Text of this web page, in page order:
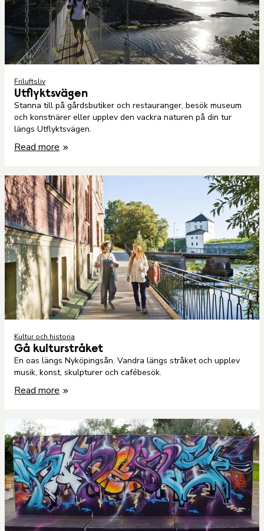
Friluftsliv
Utflyktsvägen
Stanna till på gårdsbutiker och restauranger, besök museum
och konstnärer eller upplev den vackra naturen på din tur
längs Utflyktsvägen.
Read more
Kultur och historia
Gå kulturstråket
En oas längs Nyköpingsån. Vandra längs stråket och upplev
musik, konst, skulpturer och cafébesök.
Read more